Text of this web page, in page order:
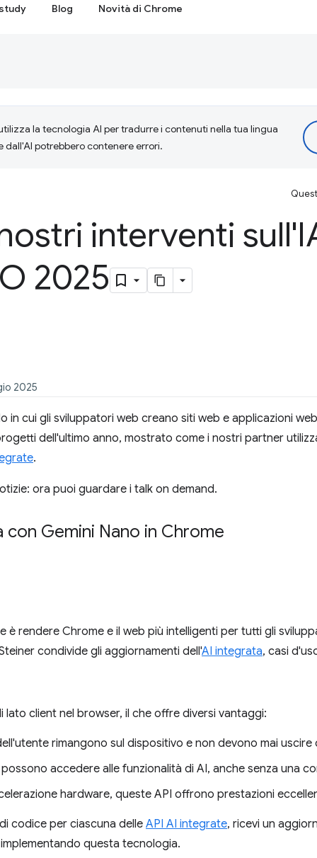
Blog Novità di Chrome
la tecnologia AI per tradurre i contenuti nella tua lingua
potrebbero contenere errori.
interventi
2025
2025
in cui gli sviluppatori web creano siti web e applicazioni
dell'ultimo anno, mostrato come i nostri partner
.
ora puoi guardare i talk on demand.
Gemini Nano in Chrome
è rendere Chrome e il web più intelligenti per tutti gli
condivide gli aggiornamenti dell'AI integrata, casi
lato client nel browser, il che offre diversi vantaggi:
rimangono sul dispositivo e non devono mai uscire
accedere alle funzionalità di AI, anche senza una
hardware, queste API offrono prestazioni
codice per ciascuna delle API AI integrate, ricevi un
questa tecnologia.